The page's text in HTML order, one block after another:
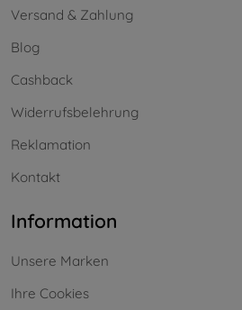
Versand & Zahlung
Blog
Cashback
Widerrufsbelehrung
Reklamation
Kontakt
Information
Unsere Marken
Ihre Cookies